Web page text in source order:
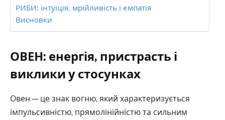
РИБИ: інтуїція, мрійливість і емпатія
Висновки
ОВЕН: енергія, пристрасть і
виклики у стосунках
Овен — це знак вогню, який характеризується
імпульсивністю, прямолінійністю та сильним